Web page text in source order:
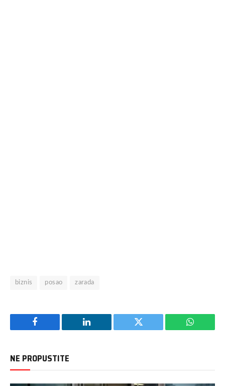
biznis posao zarada
Facebook LinkedIn Twitter
NE PROPUSTITE